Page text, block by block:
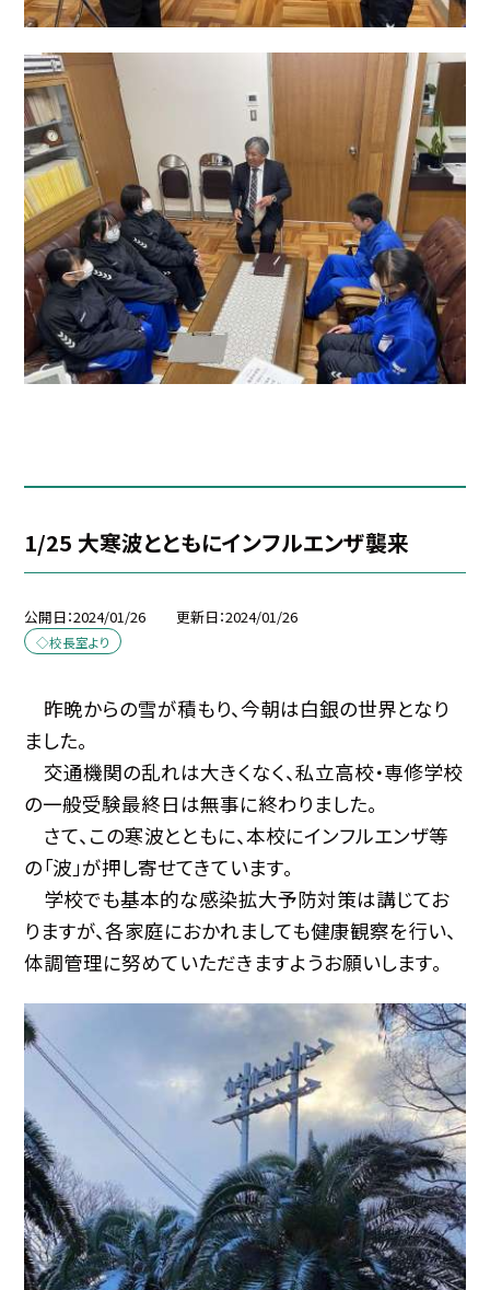
1/25 大寒波とともにインフルエンザ襲来
公開日 2024/01/26 更新日 2024/01/26
◇校長室より
昨晩からの雪が積もり、今朝は白銀の世界となり
ました。
交通機関の乱れは大きくなく、私立高校・専修学校
の一般受験最終日は無事に終わりました。
さて、この寒波とともに、本校にインフルエンザ等
の「波」が押し寄せてきています。
学校でも基本的な感染拡大予防対策は講じてお
りますが、各家庭におかれましても健康観察を行い、
体調管理に努めていただきますようお願いします。